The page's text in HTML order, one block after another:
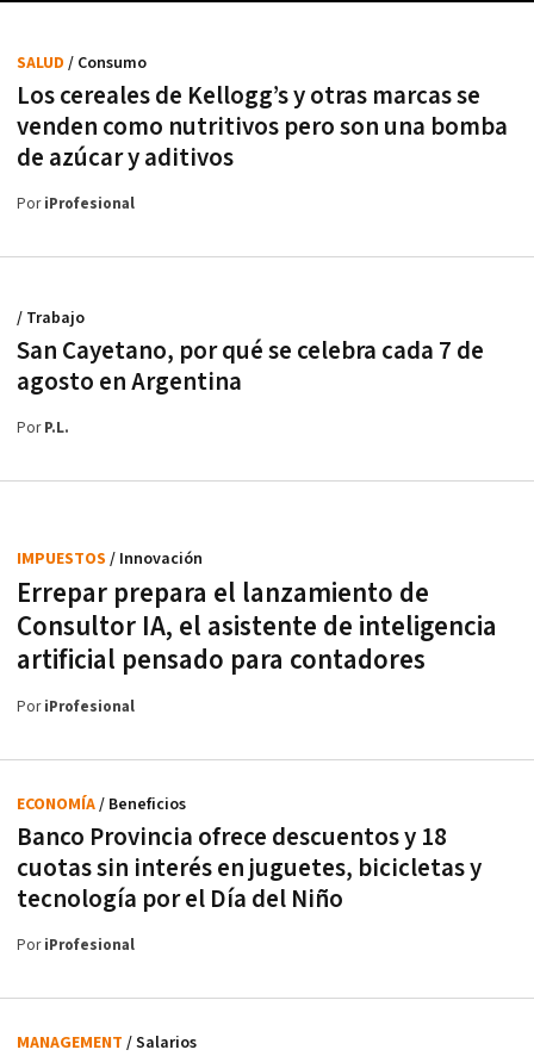
Los cereales de Kellogg’s y otras marcas se
venden como nutritivos pero son una bomba
de azúcar y aditivos
SALUD / Consumo
PoriProfesional
San Cayetano, por qué se celebra cada 7 de
agosto en Argentina
/ Trabajo
PorP.L.
Errepar prepara el lanzamiento de
Consultor IA, el asistente de inteligencia
artificial pensado para contadores
IMPUESTOS / Innovación
PoriProfesional
Banco Provincia ofrece descuentos y 18
cuotas sin interés en juguetes, bicicletas y
tecnología por el Día del Niño
ECONOMÍA/ Beneficios
PoriProfesional
MANAGEMENT / Salarios